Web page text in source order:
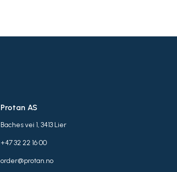
Protan AS
Baches vei 1, 3413 Lier
+47 32 22 16 00
order@protan.no